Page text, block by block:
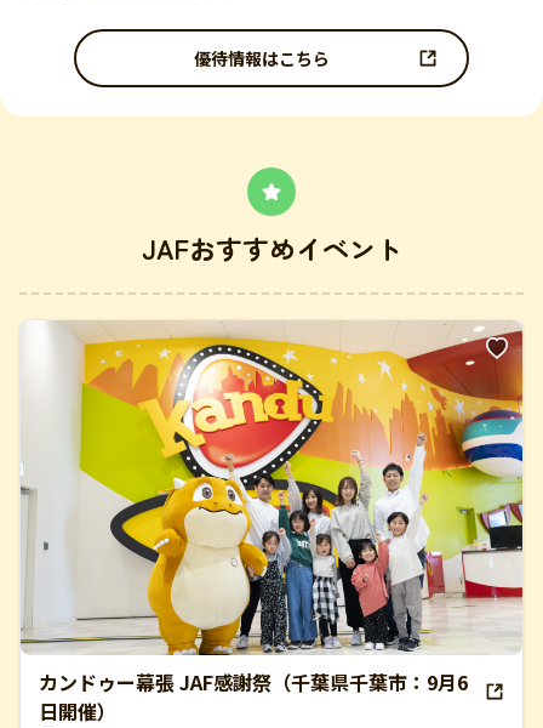
優待情報はこちら
JAFおすすめイベント
カンドゥー幕張 JAF感謝祭（千葉県千葉市：9月6
日開催）